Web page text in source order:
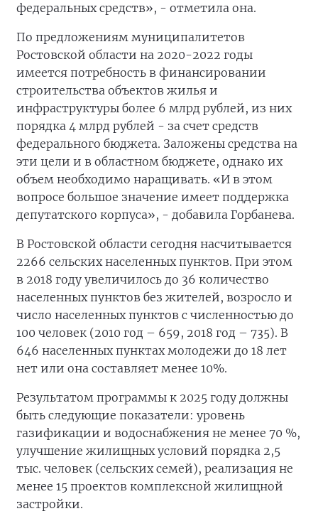
федеральных средств», - отметила она.
По предложениям муниципалитетов
Ростовской области на 2020-2022 годы
имеется потребность в финансировании
строительства объектов жилья и
инфраструктуры более 6 млрд рублей, из них
порядка 4 млрд рублей - за счет средств
федерального бюджета. Заложены средства на
эти цели и в областном бюджете, однако их
объем необходимо наращивать. «И в этом
вопросе большое значение имеет поддержка
депутатского корпуса», - добавила Горбанева.
В Ростовской области сегодня насчитывается
2266 сельских населенных пунктов. При этом
в 2018 году увеличилось до 36 количество
населенных пунктов без жителей, возросло и
число населенных пунктов с численностью до
100 человек (2010 год – 659, 2018 год – 735). В
646 населенных пунктах молодежи до 18 лет
нет или она составляет менее 10%.
Результатом программы к 2025 году должны
быть следующие показатели: уровень
газификации и водоснабжения не менее 70 %,
улучшение жилищных условий порядка 2,5
тыс. человек (сельских семей), реализация не
менее 15 проектов комплексной жилищной
застройки.